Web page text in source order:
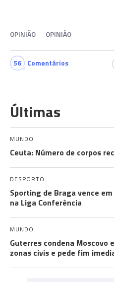
OPINIÃO OPINIÃO
56 Comentários
Últimas
MUNDO
Ceuta: Número de corpos
DESPORTO
Sporting de Braga vence
na Liga Conferência
MUNDO
Guterres condena Moscovo
zonas civis e pede fim